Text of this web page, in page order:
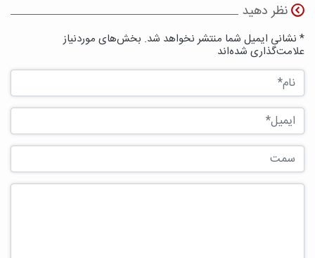
نظر دهید
* نشانی ایمیل شما منتشر نخواهد شد. بخش‌های موردنیاز
علامت‌گذاری شده‌اند